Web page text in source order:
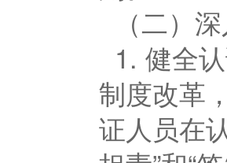
（二）
1. 健全
制度改革
证人员在